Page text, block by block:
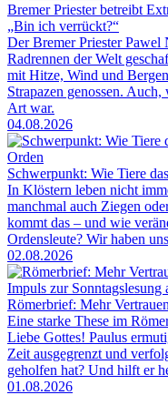
Bremer Priester betreibt
„Bin ich verrückt?“
Der Bremer Priester Pawel
Radrennen der Welt
mit Hitze, Wind und
Strapazen genossen.
Art war.
04.08.2026
Orden
Schwerpunkt: Wie Tiere
In Klöstern leben nicht
manchmal auch Ziegen
kommt das – und wie
Ordensleute? Wir haben
02.08.2026
Impuls zur Sonntagslesung
Römerbrief: Mehr
Eine starke These im
Liebe Gottes! Paulus
Zeit ausgegrenzt und
geholfen hat? Und hilft er
01.08.2026